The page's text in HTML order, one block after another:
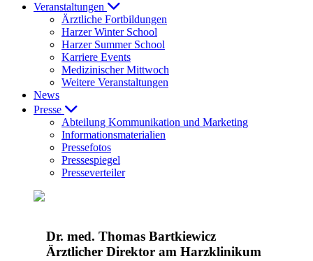
Veranstaltungen
Ärztliche Fortbildungen
Harzer Winter School
Harzer Summer School
Karriere Events
Medizinischer Mittwoch
Weitere Veranstaltungen
News
Presse
Abteilung Kommunikation und Marketing
Informationsmaterialien
Pressefotos
Pressespiegel
Presseverteiler
Dr. med. Thomas Bartkiewicz
Ärztlicher Direktor am Harzklinikum